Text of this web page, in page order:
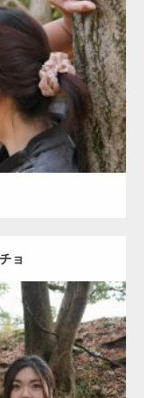
ッチョ) 大胸筋 肩 腹
ョ
リー素材メンバーが
び」にてマッスルプ
ONE MORNING」